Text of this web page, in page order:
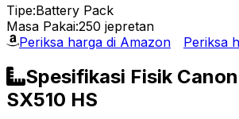
Tipe:Battery Pack
Masa Pakai:250 jepretan
Periksa harga di Amazon
Periksa
Spesifikasi Fisik
SX510 HS